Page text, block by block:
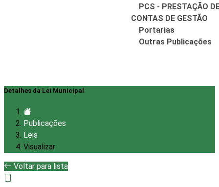
PCS - PRESTAÇÃO
CONTAS DE GESTÃO
Portarias
Outras Publicações
Detalhes da Lei Municipal
Publicações
Leis
Visualizar
Voltar para lista